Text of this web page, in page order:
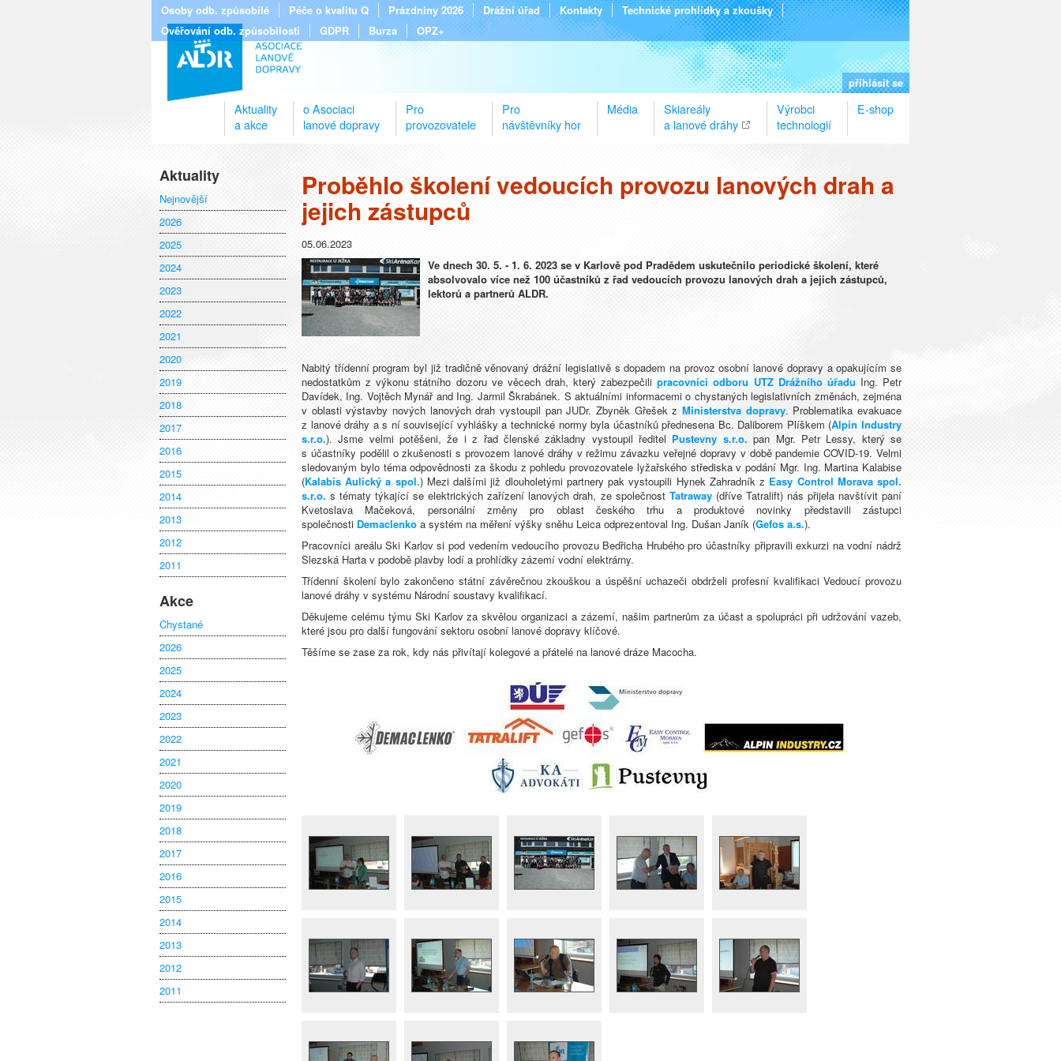
Osoby odb. způsobilé Péče o kvalitu Q Prázdniny 2026 Drážní úřad Kontakty
Technické prohlídky a zkoušky
Ověřování odb. způsobilosti
GDPR Burza OPZ+
přihlásit se
Aktuality
a akce
o Asociaci
lanové dopravy
Pro
provozovatele
Pro
návštěvníky hor
Média
Skiareály
a lanové dráhy
Výrobci
technologií
E-shop
Aktuality
Nejnovější
2026
2025
2024
2023
2022
2021
2020
2019
2018
2017
2016
2015
2014
2013
2012
2011
Akce
Chystané
2026
2025
2024
2023
2022
2021
2020
2019
2018
2017
2016
2015
2014
2013
2012
2011
Proběhlo školení vedoucích provozu lanových drah a
jejich zástupců
05.06.2023
Ve dnech 30. 5. - 1. 6. 2023 se v Karlově pod Pradědem uskutečnilo periodické školení, které
absolvovalo více než 100 účastníků z řad vedoucích provozu lanových drah a jejich zástupců,
lektorů a partnerů ALDR.
Nabitý třídenní program byl již tradičně věnovaný drážní legislativě s dopadem na provoz osobní lanové dopravy a opakujícím se
nedostatkům z výkonu státního dozoru ve věcech drah, který zabezpečilipracovníci odboru UTZ Drážního úřadu Ing. Petr
Davídek, Ing. Vojtěch Mynář and Ing. Jarmil Škrabánek. S aktuálními informacemi o chystaných legislativních změnách, zejména
v oblasti výstavby nových lanových drah vystoupil pan JUDr. Zbyněk Gřešek z Ministerstva dopravy. Problematika evakuace
z lanové dráhy a s ní související vyhlášky a technické normy byla účastníků přednesena Bc. Daliborem Plíškem (Alpin Industry
s.r.o.). Jsme velmi potěšeni, že i z řad členské základny vystoupil ředitel Pustevny s.r.o. pan Mgr. Petr Lessy, který se
s účastníky podělil o zkušenosti s provozem lanové dráhy v režimu závazku veřejné dopravy v době pandemie COVID-19. Velmi
sledovaným bylo téma odpovědnosti za škodu z pohledu provozovatele lyžařského střediska v podání Mgr. Ing. Martina Kalabise
(Kalabis Aulický a spol.) Mezi dalšími již dlouholetými partnery pak vystoupili Hynek Zahradník z Easy Control Morava spol.
s.r.o. s tématy týkající se elektrických zařízení lanových drah, ze společnost Tatraway(dříve Tatralift) nás přijela navštívit paní
Kvetoslava Mačeková, personální změny pro oblast českého trhu a produktové novinky představili zástupci
společnosti Demaclenko a systém na měření výšky sněhu Leica odprezentoval Ing. Dušan Janík (Gefos a.s.).
Pracovníci areálu Ski Karlov si pod vedením vedoucího provozu Bedřicha Hrubého pro účastníky připravili exkurzi na vodní nádrž
Slezská Harta v podobě plavby lodí a prohlídky zázemí vodní elektrárny.
Třídenní školení bylo zakončeno státní závěrečnou zkouškou a úspěšní uchazeči obdrželi profesní kvalifikaci Vedoucí provozu
lanové dráhy v systému Národní soustavy kvalifikací.
Děkujeme celému týmu Ski Karlov za skvělou organizaci a zázemí, našim partnerům za účast a spolupráci při udržování vazeb,
které jsou pro další fungování sektoru osobní lanové dopravy klíčové.
Těšíme se zase za rok, kdy nás přivítají kolegové a přátelé na lanové dráze Macocha.